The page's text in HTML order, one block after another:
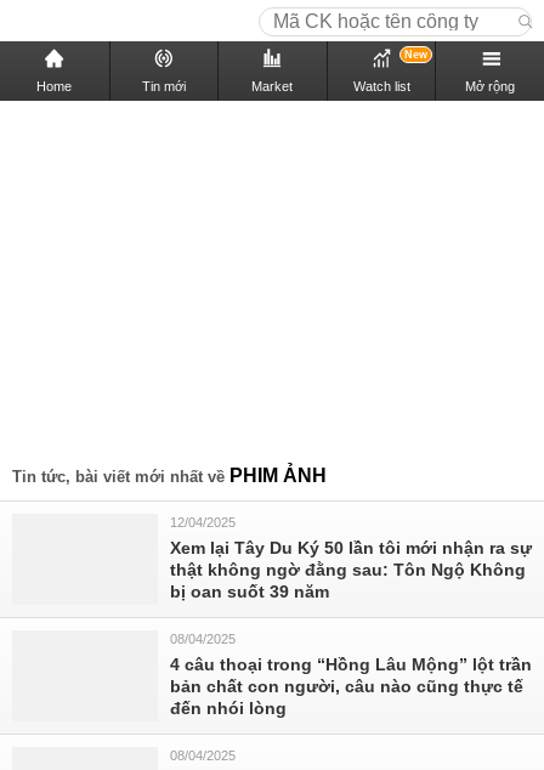
Home Tin mới Market Watch list
New
Mở rộng
Tin tức, bài viết mới nhất về PHIM ẢNH
12/04/2025
Xem lại Tây Du Ký 50 lần tôi mới nhận ra sự
thật không ngờ đằng sau: Tôn Ngộ Không
bị oan suốt 39 năm
08/04/2025
4 câu thoại trong “Hồng Lâu Mộng” lột trần
bản chất con người, câu nào cũng thực tế
đến nhói lòng
08/04/2025